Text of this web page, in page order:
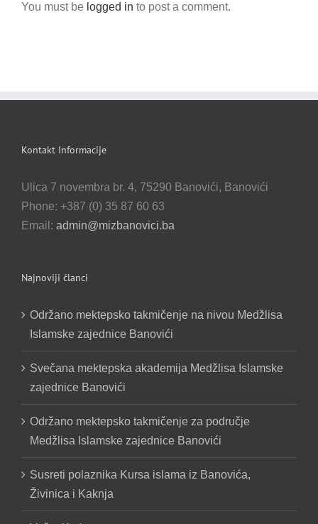
You must be logged in to post a comment.
Kontakt Informacije
Ulica 7 novembra br. 4, 75290 Banovići, Banovići
Phone: +387 (0) 35 87 60 63
Email: admin@mizbanovici.ba
Najnoviji članci
Održano mektepsko takmičenje na nivou Medžlisa
Islamske zajednice Banovići
Svečana mektepska akademija Medžlisa Islamske
zajednice Banovići
Održano mektepsko takmičenje za područje
Medžlisa Islamske zajednice Banovići
Susreti polaznika Kursa islama iz Banovića,
Živinica i Kaknja